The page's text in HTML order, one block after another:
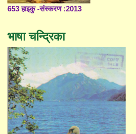
653 हाइकु -संस्करण :2013
भाषा चन्द्रिका